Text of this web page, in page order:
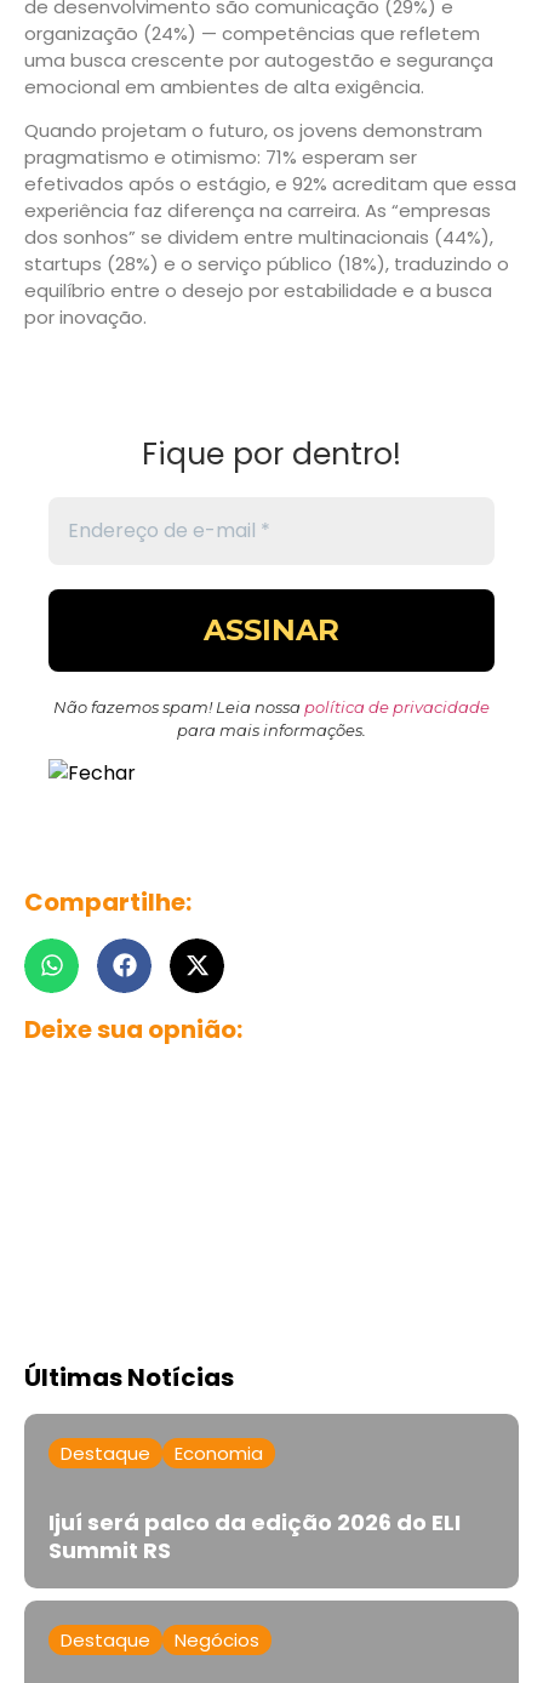
de desenvolvimento são comunicação (29%) e
organização (24%) — competências que refletem
uma busca crescente por autogestão e segurança
emocional em ambientes de alta exigência.
Quando projetam o futuro, os jovens demonstram
pragmatismo e otimismo: 71% esperam ser
efetivados após o estágio, e 92% acreditam que essa
experiência faz diferença na carreira. As “empresas
dos sonhos” se dividem entre multinacionais (44%),
startups (28%) e o serviço público (18%), traduzindo o
equilíbrio entre o desejo por estabilidade e a busca
por inovação.
Fique por dentro!
Não fazemos spam! Leia nossa política de privacidade
para mais informações.
Compartilhe:
Deixe sua opnião:
Últimas Notícias
Destaque Economia
Ijuí será palco da edição 2026 do ELI
Summit RS
Destaque Negócios